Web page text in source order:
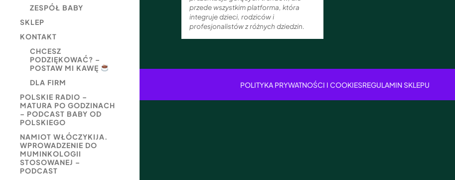
ZESPÓŁ BABY
SKLEP
KONTAKT
CHCESZ
PODZIĘKOWAĆ? –
POSTAW MI KAWĘ
DLA FIRM
POLSKIE RADIO –
MATURA PO GODZINACH
– PODCAST BABY OD
POLSKIEGO
NAMIOT WŁÓCZYKIJA.
WPROWADZENIE DO
MUMINKOLOGII
STOSOWANEJ –
PODCAST
przede wszystkim platforma, która
integruje dzieci, rodziców i
profesjonalistów z różnych dziedzin.
POLITYKA PRYWATNOŚCI I COOKIESREGULAMIN SKLEPU